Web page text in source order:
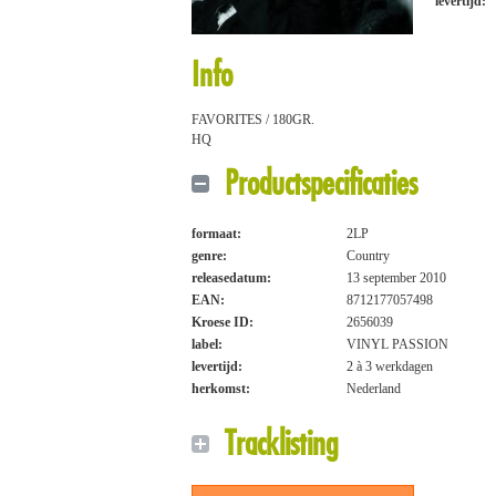
Info
FAVORITES / 180GR.
HQ
Productspecificaties
formaat:
2LP
genre:
Country
releasedatum:
13 september 2010
EAN:
8712177057498
Kroese ID:
2656039
label:
VINYL PASSION
levertijd:
2 à 3 werkdagen
herkomst:
Nederland
Tracklisting